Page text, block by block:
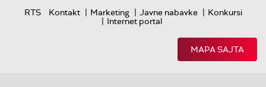
RTS
Kontakt | Marketing | Javne nabavke | Konkursi
| Internet portal
MAPA SAJTA